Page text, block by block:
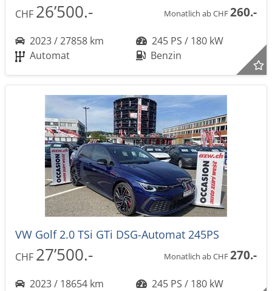
CHF 26’500.- Monatlich ab CHF260.-
2023 / 27858 km
245 PS / 180 kW
Automat
Benzin
VW Golf 2.0 TSi GTi DSG-Automat 245PS
CHF 27’500.- Monatlich ab CHF270.-
2023 / 18654 km
245 PS / 180 kW